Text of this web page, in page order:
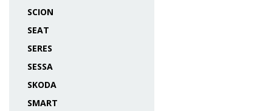
SCION
SEAT
SERES
SESSA
SKODA
SMART